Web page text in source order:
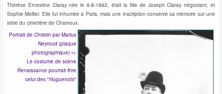
Thérèse Ernestine Claray née le 6-8-1862, était la fille de Joseph Claray négociant, et
Sophie Mollier. Elle fut inhumée à Paris, mais une inscription conserve sa mémoire sur une
stèle du cimetière de Chamoux.
Portrait de Christin par Marius
Neyroud (plaque
photographique) •>
Le costume de scène
Renaissance pourrait être
celui des "Huguenots"